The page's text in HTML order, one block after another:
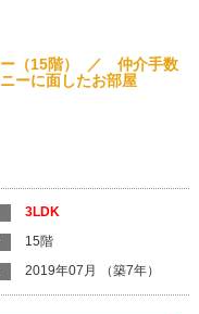
ー（15階） ／ 仲介手数
に面したお部屋
3LDK
15階
2019年07月 （築7年）